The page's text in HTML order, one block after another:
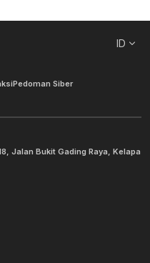
ID
Pedoman Siber
Jalan Bukit Gading Raya, Kelapa